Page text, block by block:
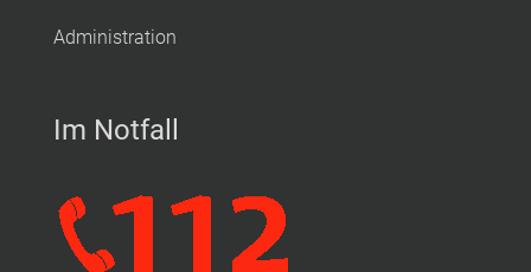
Administration
Im Notfall